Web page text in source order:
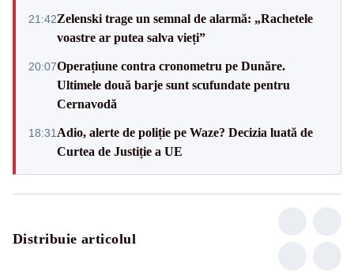
21:42Zelenski trage un semnal de alarmă: „Rachetele
voastre ar putea salva vieți”
20:07Operațiune contra cronometru pe Dunăre.
Ultimele două barje sunt scufundate pentru
Cernavodă
18:31 Adio, alerte de poliție pe Waze? Decizia luată de
Curtea de Justiție a UE
Distribuie articolul